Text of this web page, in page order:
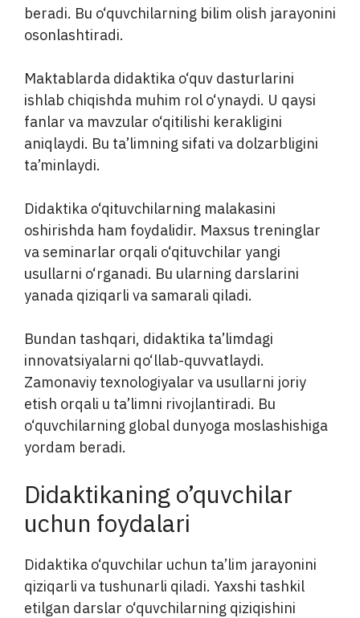
beradi. Bu o‘quvchilarning bilim olish jarayonini
osonlashtiradi.
Maktablarda didaktika o‘quv dasturlarini
ishlab chiqishda muhim rol o‘ynaydi. U qaysi
fanlar va mavzular o‘qitilishi kerakligini
aniqlaydi. Bu ta’limning sifati va dolzarbligini
ta’minlaydi.
Didaktika o‘qituvchilarning malakasini
oshirishda ham foydalidir. Maxsus treninglar
va seminarlar orqali o‘qituvchilar yangi
usullarni o‘rganadi. Bu ularning darslarini
yanada qiziqarli va samarali qiladi.
Bundan tashqari, didaktika ta’limdagi
innovatsiyalarni qo‘llab-quvvatlaydi.
Zamonaviy texnologiyalar va usullarni joriy
etish orqali u ta’limni rivojlantiradi. Bu
o‘quvchilarning global dunyoga moslashishiga
yordam beradi.
Didaktikaning o’quvchilar
uchun foydalari
Didaktika o‘quvchilar uchun ta’lim jarayonini
qiziqarli va tushunarli qiladi. Yaxshi tashkil
etilgan darslar o‘quvchilarning qiziqishini